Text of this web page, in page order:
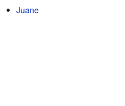
Juane